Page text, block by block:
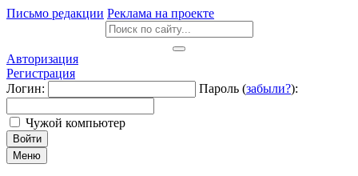
Письмо редакции Реклама на проекте
Авторизация
Регистрация
Логин:
Пароль (забыли?):
Чужой компьютер
Войти
Меню